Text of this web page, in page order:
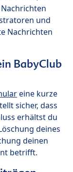
und
Nachrichten
BabyClub
eine kurze
sicher, dass
erhältst du
deines
deinen
betrifft.